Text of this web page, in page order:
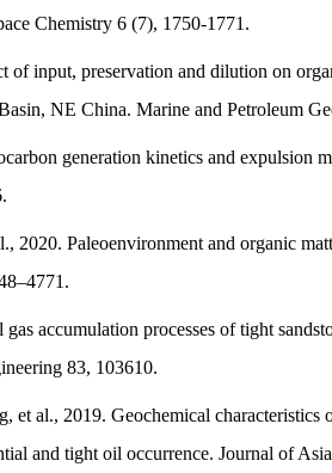
Chemistry 6 (7), 1750-1771.
of input, preservation and dilution on
NE China. Marine and Petroleum
generation kinetics and expulsion
2020. Paleoenvironment and organic
accumulation processes of tight
83, 103610.
al., 2019. Geochemical characteristics
and tight oil occurrence. Journal of